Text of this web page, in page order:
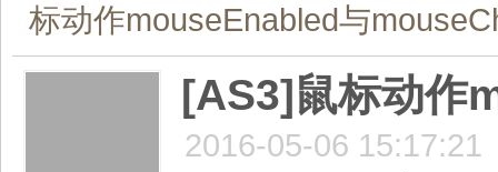
标动作mouseEnabled与
[AS3]鼠标动作
2016-05-06 15:17:21